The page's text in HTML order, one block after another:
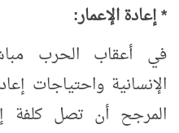
* إعادة الإعمار:
في أعقاب الحرب
الإنسانية واحتياجات
المرجح أن تصل كلفة